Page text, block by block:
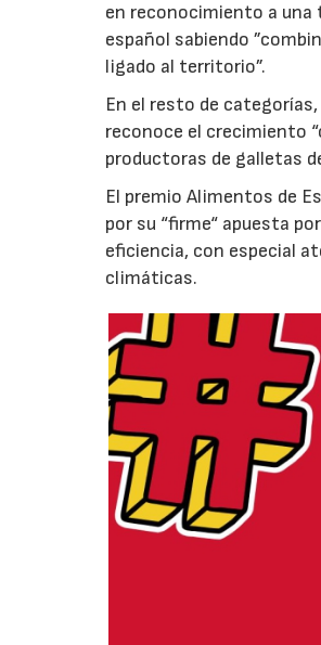
en reconocimiento a una
español sabiendo
ligado al territorio”.
En el resto de
reconoce el crecimiento
productoras de galletas
El premio Alimentos de
por su “firme“ apuesta
eficiencia, con especial
climáticas.